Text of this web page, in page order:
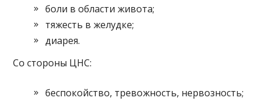
боли в области живота;
тяжесть в желудке;
диарея.
Со стороны ЦНС:
беспокойство, тревожность, нервозность;